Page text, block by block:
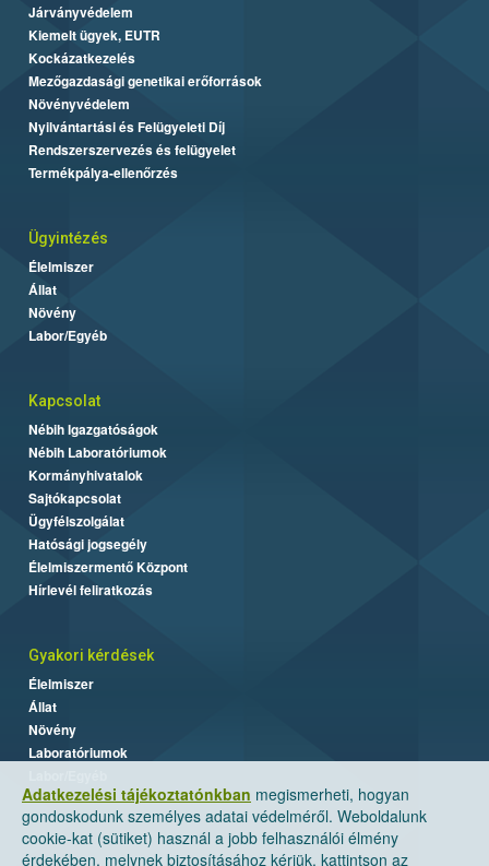
Adatkezelési tájékoztatónkban megismerheti, hogyan
gondoskodunk személyes adatai védelméről. Weboldalunk
cookie-kat (sütiket) használ a jobb felhasználói élmény
érdekében, melynek biztosításához kérjük, kattintson az
Járványvédelem
Kiemelt ügyek, EUTR
Kockázatkezelés
Mezőgazdasági genetikai erőforrások
Növényvédelem
Nyilvántartási és Felügyeleti Díj
Rendszerszervezés és felügyelet
Termékpálya-ellenőrzés
Ügyintézés
Élelmiszer
Állat
Növény
Labor/Egyéb
Kapcsolat
Nébih Igazgatóságok
Nébih Laboratóriumok
Kormányhivatalok
Sajtókapcsolat
Ügyfélszolgálat
Hatósági jogsegély
Élelmiszermentő Központ
Hírlevél feliratkozás
Gyakori kérdések
Élelmiszer
Állat
Növény
Laboratóriumok